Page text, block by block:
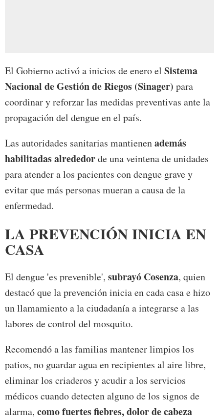
El Gobierno activó a inicios de enero el Sistema
Nacional de Gestión de Riegos (Sinager) para
coordinar y reforzar las medidas preventivas ante la
propagación del dengue en el país.
Las autoridades sanitarias mantienenademás
habilitadas alrededorde una veintena de unidades
para atender a los pacientes con dengue grave y
evitar que más personas mueran a causa de la
enfermedad.
LA PREVENCIÓN INICIA EN
CASA
El dengue 'es prevenible', subrayó Cosenza, quien
destacó que la prevención inicia en cada casa e hizo
un llamamiento a la ciudadanía a integrarse a las
labores de control del mosquito.
Recomendó a las familias mantener limpios los
patios, no guardar agua en recipientes al aire libre,
eliminar los criaderos y acudir a los servicios
médicos cuando detecten alguno de los signos de
alarma, como fuertes fiebres, dolor de cabeza